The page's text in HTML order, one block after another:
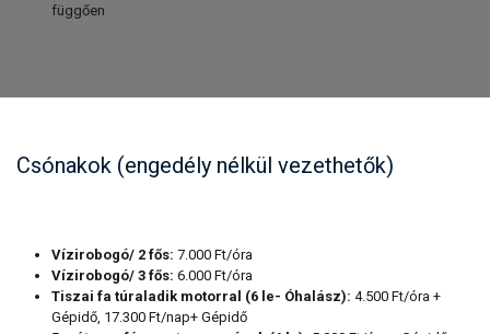
függően
Csónakok (engedély nélkül vezethetők)
Vízirobogó/ 2 fős: 7.000 Ft/óra
Vízirobogó/ 3 fős: 6.000 Ft/óra
Tiszai fa túraladik motorral (6 le- Óhalász): 4.500 Ft/óra +
Gépidő, 17.300 Ft/nap+ Gépidő